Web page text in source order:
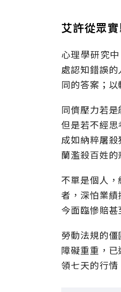
艾許從眾
心理學研究
處認知錯誤
同的答案；
同儕壓力若
但是若不經
成如納粹屠
蘭濫殺百姓的
不單是個人
者，深怕業
今面臨慘賠甚
勞動法規的
障礙重重，
領七天的行